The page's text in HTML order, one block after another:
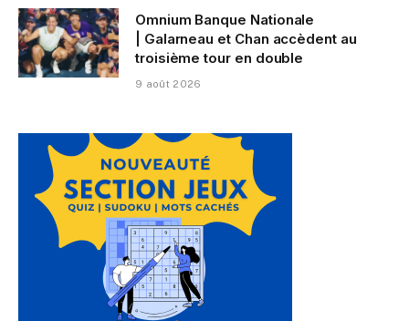
Omnium Banque Nationale
| Galarneau et Chan accèdent au
troisième tour en double
9 août 2026